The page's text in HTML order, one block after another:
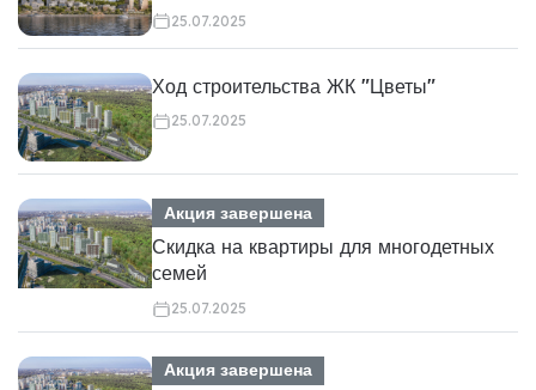
25.07.2025
Ход строительства ЖК "Цветы"
25.07.2025
Акция завершена
Скидка на квартиры для многодетных
семей
25.07.2025
Акция завершена